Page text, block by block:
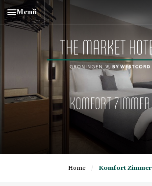
Menü
KOMFORT ZIMMER
Home / Komfort Zimmer